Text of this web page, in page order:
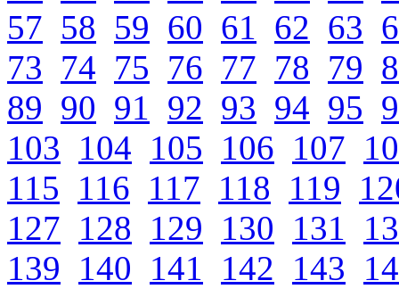
57 58 59 60 61 62 63
73 74 75 76 77 78 79
89 90 91 92 93 94 95
103 104 105 106 107
115 116 117 118 119
127 128 129 130 131
139 140 141 142 143